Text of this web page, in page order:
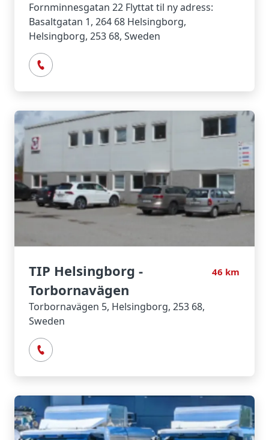
Fornminnesgatan 22 Flyttat til ny adress:
Basaltgatan 1, 264 68 Helsingborg,
Helsingborg, 253 68, Sweden
46 km
TIP Helsingborg -
Torbornavägen
Torbornavägen 5, Helsingborg, 253 68,
Sweden